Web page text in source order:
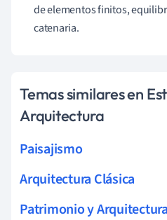
de elementos finitos,
catenaria.
Temas similares en
Arquitectura
Paisajismo
Arquitectura Clásica
Patrimonio y Arquitectura